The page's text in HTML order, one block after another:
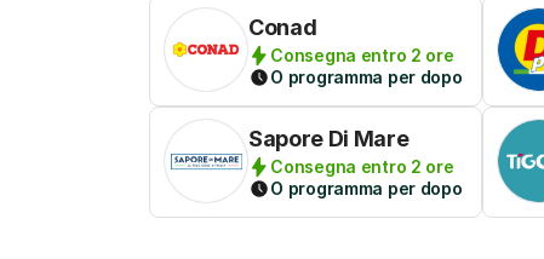
Conad
Consegna entro 2 ore
O programma per dopo
Sapore Di Mare
Consegna entro 2 ore
O programma per dopo